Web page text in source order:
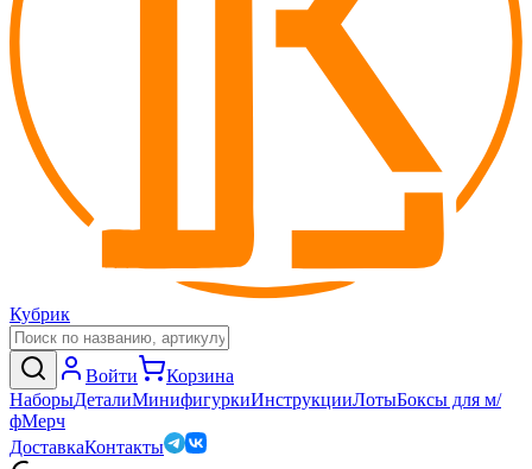
Кубрик
Войти
Корзина
НаборыДеталиМинифигуркиИнструкцииЛотыБоксы для м/
фМерч
ДоставкаКонтакты